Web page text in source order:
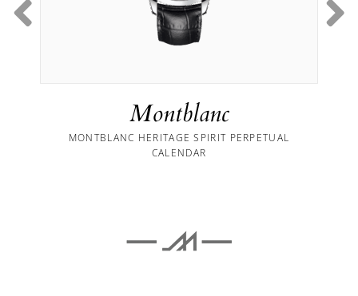
Montblanc
MONTBLANC HERITAGE SPIRIT PERPETUAL
CALENDAR